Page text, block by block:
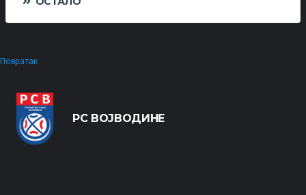
Повратак
РС ВОЈВОДИНЕ